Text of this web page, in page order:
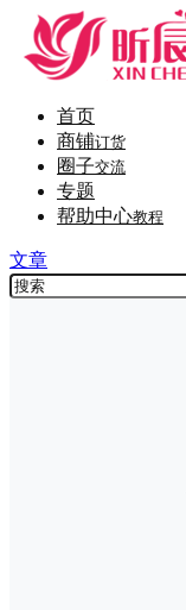
首页
商铺订货
圈子交流
专题
帮助中心教程
文章